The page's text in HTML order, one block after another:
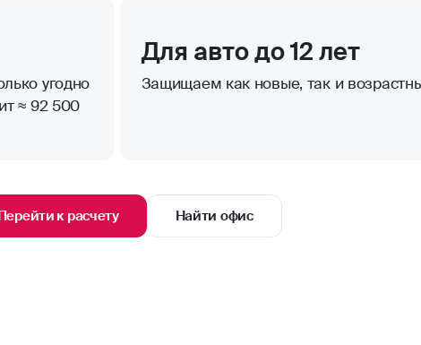
угодно
≈ 92 500
Для авто до 12 лет
Защищаем как новые, так и
к расчету Найти офис